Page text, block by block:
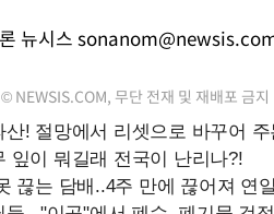
뉴시스
NEWSIS.COM, 무단 전재 및 재배포 금지